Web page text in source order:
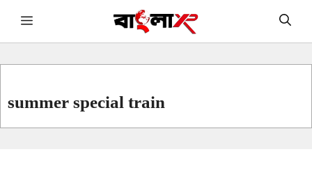
Skip Menu
summer special train